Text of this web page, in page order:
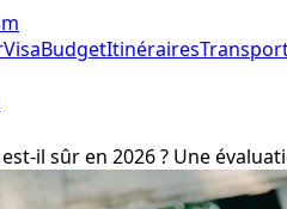
VisaBudgetItinéraires
il sûr en 2026 ? Une